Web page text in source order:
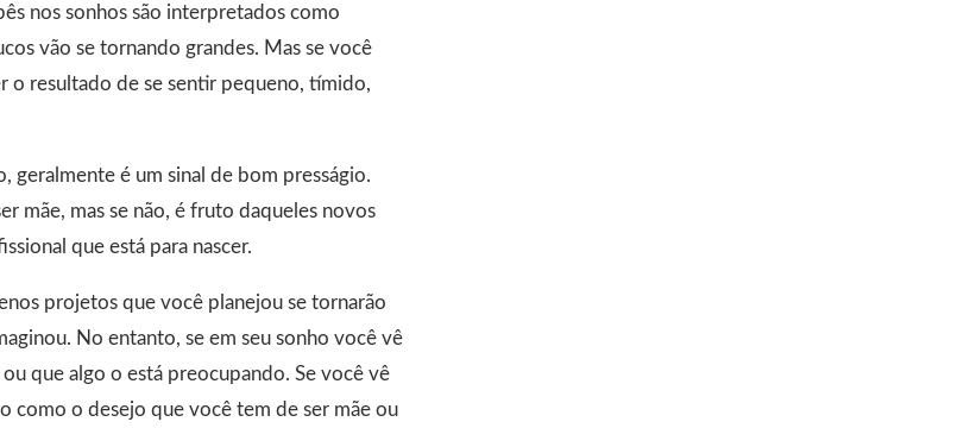
nos sonhos são interpretados como
vão se tornando grandes. Mas se você
o resultado de se sentir pequeno, tímido,
geralmente é um sinal de bom presságio.
mãe, mas se não, é fruto daqueles novos
que está para nascer.
projetos que você planejou se tornarão
No entanto, se em seu sonho você vê
que algo o está preocupando. Se você vê
como o desejo que você tem de ser mãe ou